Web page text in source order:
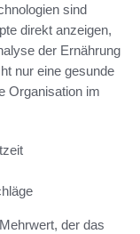
sind
direkt anzeigen,
der Ernährung
nur eine gesunde
Organisation im
der das